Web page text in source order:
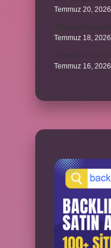
Temmuz 20, 2026
Temmuz 18, 2026
Temmuz 16, 2026